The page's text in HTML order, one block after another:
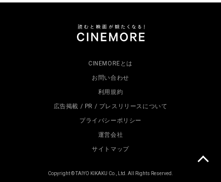
CINEMOREとは
お問い合わせ
利用規約
広告掲載 / PR / プレスリリースについて
プライバシーポリシー
運営会社
サイトマップ
Copyright © TAIYO KIKAKU Co., Ltd. All Rights Reserved.